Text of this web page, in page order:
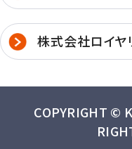
株式会社ロイヤ
COPYRIGHT ©